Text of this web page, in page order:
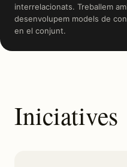
interrelacionats. Treballem
desenvolupem models de
en el conjunt.
Iniciatives